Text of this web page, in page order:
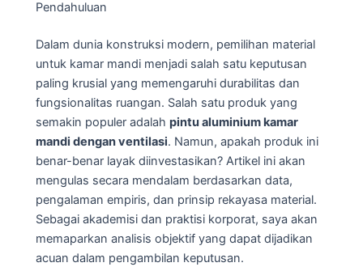
Pendahuluan
Dalam dunia konstruksi modern, pemilihan material
untuk kamar mandi menjadi salah satu keputusan
paling krusial yang memengaruhi durabilitas dan
fungsionalitas ruangan. Salah satu produk yang
semakin populer adalah pintu aluminium kamar
mandi dengan ventilasi. Namun, apakah produk ini
benar-benar layak diinvestasikan? Artikel ini akan
mengulas secara mendalam berdasarkan data,
pengalaman empiris, dan prinsip rekayasa material.
Sebagai akademisi dan praktisi korporat, saya akan
memaparkan analisis objektif yang dapat dijadikan
acuan dalam pengambilan keputusan.